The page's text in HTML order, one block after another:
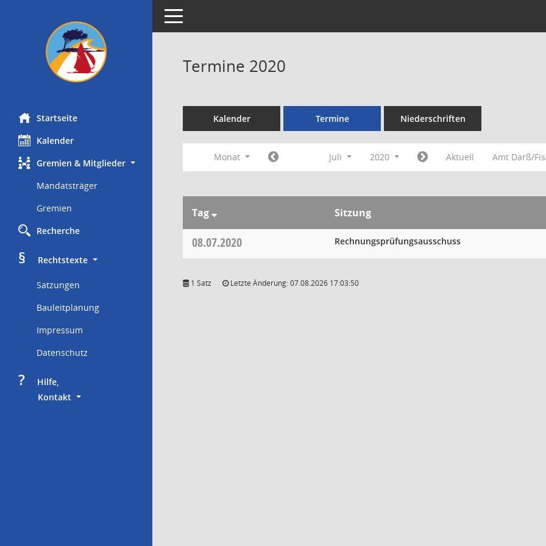
Startseite
Kalender
Gremien & Mitglieder
Mandatsträger
Gremien
Recherche
§
     Rechtstexte
Satzungen
Bauleitplanung
Impressum
Datenschutz
?
     Hilfe,
Kontakt
Toggle navigation
Termine 2020
Kalender Termine Niederschriften
Monat Juli 2020 Aktuell Amt Darß/
Tag Sitzung
08.07.2020 Rechnungsprüfungsausschuss
1 Satz Letzte Änderung: 07.08.2026 17:03:50